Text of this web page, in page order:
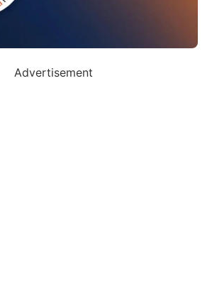
Advertisement